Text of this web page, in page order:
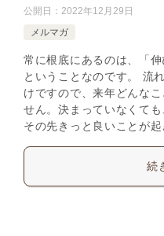
公開日： 2022年12月29日
メルマガ
常に根底にあるのは、「
ということなのです。 流
けですので、来年どんな
せん。決まっていなくて
その先きっと良いことが
続